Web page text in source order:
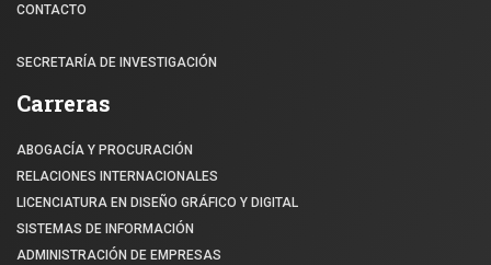
CONTACTO
SECRETARÍA DE INVESTIGACIÓN
Carreras
ABOGACÍA Y PROCURACIÓN
RELACIONES INTERNACIONALES
LICENCIATURA EN DISEÑO GRÁFICO Y DIGITAL
SISTEMAS DE INFORMACIÓN
ADMINISTRACIÓN DE EMPRESAS